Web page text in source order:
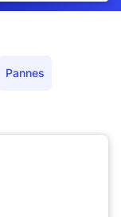
Pannes